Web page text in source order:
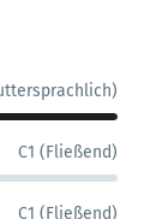
C1 (Fließend)
C1 (Fließend)